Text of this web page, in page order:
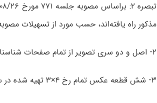
مذکور راه یافته‌اند، حسب مورد از تسهیلات مصوبه شماره ۷۷۶۳۳/۲ مورخ ۹۴/۰۵/۲۸ برای ادامه تحصیل در مقاطع رسمی
۲- اصل‌ و دو سری‌ تصویر از تمام‌ صفحات‌ شناسنامه‌ و کارت ملی
۳- شش‌ قطعه‌ عکس‌ تمام‌ رخ‌ ۴×۳ تهیه‌ شده‌ در سال‌ جاری‌